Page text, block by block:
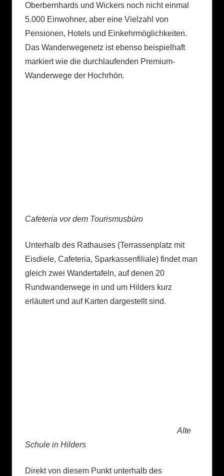
Oberbernhards und Wickers noch nicht einmal
5.000 Einwohner, aber eine Vielzahl von
Pensionen, Hotels und Einkehrmöglichkeiten.
Das Wanderwegenetz ist ebenso beispielhaft
markiert wie die durchlaufenden Premium-
Wanderwege der Hochrhön.
Cafeteria vor dem Tourismusbüro
Unterhalb des Rathauses (Terrassenplatz mit
Eisdiele, Cafeteria, Sparkassenfiliale) findet man
gleich zwei Wandertafeln, auf denen 20
Rundwanderwege in und um Hilders kurz
erläutert und auf Karten dargestellt sind.
Alte
Schule in Hilders
Direkt von diesem Punkt unterhalb des